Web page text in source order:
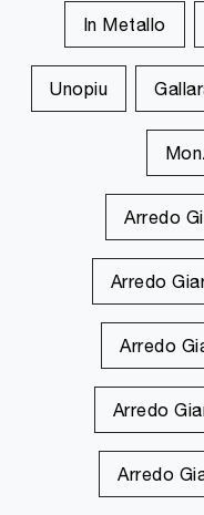
In Metallo
Unopiu
Arredo
Arredo
Arredo
Arredo
Arredo